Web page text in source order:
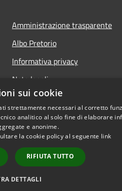
Amministrazione trasparente
Albo Pretorio
Informativa privacy
Note legali
Dichiarazione di accessibilità
Copyright © 2026 •
sui cookie
strettamente necessari al corretto
analitico al solo fine di elaborare
e anonime.
la cookie policy al seguente link
RIFIUTA TUTTO
DETTAGLI